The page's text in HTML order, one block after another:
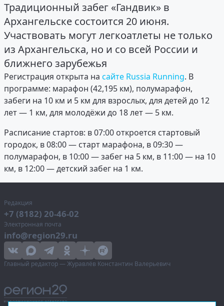
Традиционный забег «Гандвик» в
Архангельске состоится 20 июня.
Участвовать могут легкоатлеты не только
из Архангельска, но и со всей России и
ближнего зарубежья
Регистрация открыта на сайте Russia Running. В
программе: марафон (42,195 км), полумарафон,
забеги на 10 км и 5 км для взрослых, для детей до 12
лет — 1 км, для молодёжи до 18 лет — 5 км.
Расписание стартов: в 07:00 откроется стартовый
городок, в 08:00 — старт марафона, в 09:30 —
полумарафон, в 10:00 — забег на 5 км, в 11:00 — на 10
км, в 12:00 — детский забег на 1 км.
Редакция
+7 (8182) 20-46-02
Электронная почта
info@region29.ru
Главный редактор — Журавлёв Константин Валерьевич